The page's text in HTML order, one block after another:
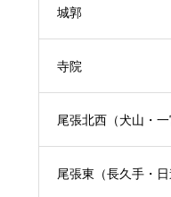
城郭
寺院
尾張北西（犬山・
尾張東（長久手・日